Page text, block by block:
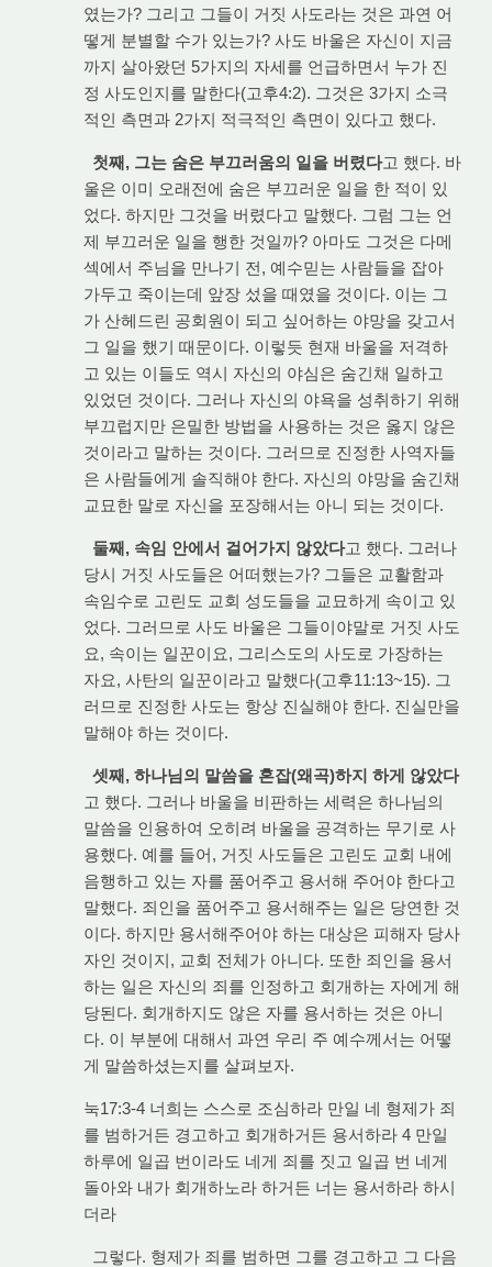
였는가? 그리고 그들이 거짓 사도라는 것은 과연 어
떻게 분별할 수가 있는가? 사도 바울은 자신이 지금
까지 살아왔던 5가지의 자세를 언급하면서 누가 진
정 사도인지를 말한다(고후4:2). 그것은 3가지 소극
적인 측면과 2가지 적극적인 측면이 있다고 했다.
첫째, 그는 숨은 부끄러움의 일을 버렸다고 했다. 바
울은 이미 오래전에 숨은 부끄러운 일을 한 적이 있
었다. 하지만 그것을 버렸다고 말했다. 그럼 그는 언
제 부끄러운 일을 행한 것일까? 아마도 그것은 다메
섹에서 주님을 만나기 전, 예수믿는 사람들을 잡아
가두고 죽이는데 앞장 섰을 때였을 것이다. 이는 그
가 산헤드린 공회원이 되고 싶어하는 야망을 갖고서
그 일을 했기 때문이다. 이렇듯 현재 바울을 저격하
고 있는 이들도 역시 자신의 야심은 숨긴채 일하고
있었던 것이다. 그러나 자신의 야욕을 성취하기 위해
부끄럽지만 은밀한 방법을 사용하는 것은 옳지 않은
것이라고 말하는 것이다. 그러므로 진정한 사역자들
은 사람들에게 솔직해야 한다. 자신의 야망을 숨긴채
교묘한 말로 자신을 포장해서는 아니 되는 것이다.
둘째, 속임 안에서 걸어가지 않았다고 했다. 그러나
당시 거짓 사도들은 어떠했는가? 그들은 교활함과
속임수로 고린도 교회 성도들을 교묘하게 속이고 있
었다. 그러므로 사도 바울은 그들이야말로 거짓 사도
요, 속이는 일꾼이요, 그리스도의 사도로 가장하는
자요, 사탄의 일꾼이라고 말했다(고후11:13~15). 그
러므로 진정한 사도는 항상 진실해야 한다. 진실만을
말해야 하는 것이다.
셋째, 하나님의 말씀을 혼잡(왜곡)하지 하게 않았다
고 했다. 그러나 바울을 비판하는 세력은 하나님의
말씀을 인용하여 오히려 바울을 공격하는 무기로 사
용했다. 예를 들어, 거짓 사도들은 고린도 교회 내에
음행하고 있는 자를 품어주고 용서해 주어야 한다고
말했다. 죄인을 품어주고 용서해주는 일은 당연한 것
이다. 하지만 용서해주어야 하는 대상은 피해자 당사
자인 것이지, 교회 전체가 아니다. 또한 죄인을 용서
하는 일은 자신의 죄를 인정하고 회개하는 자에게 해
당된다. 회개하지도 않은 자를 용서하는 것은 아니
다. 이 부분에 대해서 과연 우리 주 예수께서는 어떻
게 말씀하셨는지를 살펴보자.
눅17:3-4 너희는 스스로 조심하라 만일 네 형제가 죄
를 범하거든 경고하고 회개하거든 용서하라 4 만일
하루에 일곱 번이라도 네게 죄를 짓고 일곱 번 네게
돌아와 내가 회개하노라 하거든 너는 용서하라 하시
더라
그렇다. 형제가 죄를 범하면 그를 경고하고 그 다음